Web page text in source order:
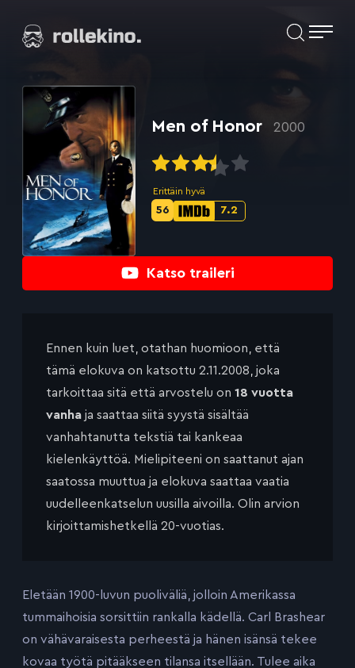
suoraan
Elokuvat ja elokuva-arviot | Rollekino.fi
jälkeen.
Katso traileri
Men of Honor 2000
Erittäin hyvä
IMDb-
7.2
Metascore-
56
Ennen kuin luet, otathan huomioon, että
tämä elokuva on katsottu 2.11.2008, joka
tarkoittaa sitä että arvostelu on 18 vuotta
vanha ja saattaa siitä syystä sisältää
vanhahtanutta tekstiä tai kankeaa
kielenkäyttöä. Mielipiteeni on saattanut ajan
saatossa muuttua ja elokuva saattaa vaatia
uudelleenkatselun uusilla aivoilla. Olin arvion
kirjoittamishetkellä 20-vuotias.
Eletään 1900-luvun puoliväliä, jolloin Amerikassa
tummaihoisia sorsittiin rankalla kädellä. Carl Brashear
on vähävaraisesta perheestä ja hänen isänsä tekee
kovaa työtä pitääkseen tilansa itsellään. Tulee aika